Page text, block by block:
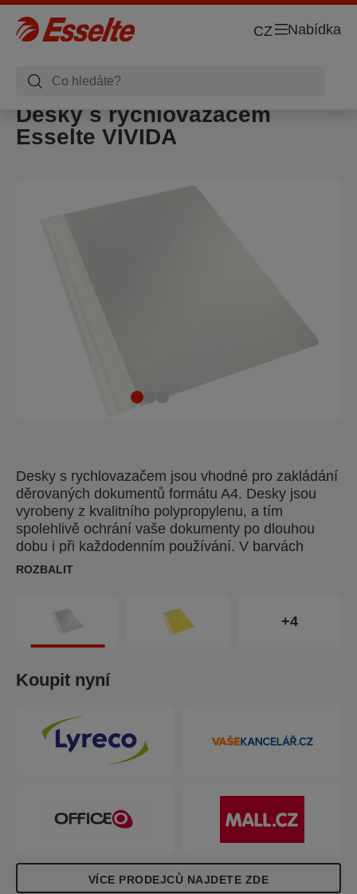
Nabídka
CZ
Desky s rychlovazačem
Esselte VIVIDA
Desky s rychlovazačem jsou vhodné pro zakládání
děrovaných dokumentů formátu A4. Desky jsou
vyrobeny z kvalitního polypropylenu, a tím
spolehlivě ochrání vaše dokumenty po dlouhou
dobu i při každodenním používání. V barvách
VIVIDA.
ROZBALIT
+4
Koupit nyní
VÍCE PRODEJCŮ NAJDETE ZDE